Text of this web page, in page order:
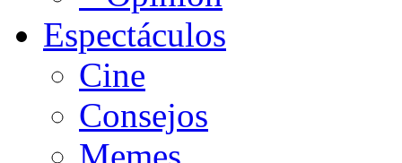
Espectáculos
Cine
Consejos
Memes